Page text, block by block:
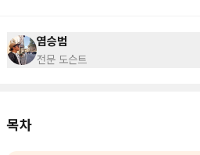
염승범
전문 도슨트
목차